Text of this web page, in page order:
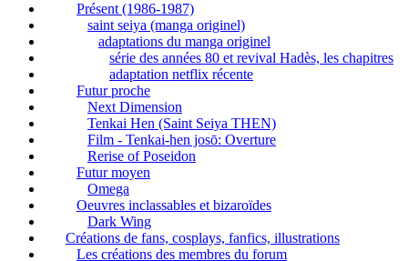
Présent (1986-1987)
saint seiya (manga originel)
adaptations du manga originel
série des années 80 et revival Hadès, les chapitres
adaptation netflix récente
Futur proche
Next Dimension
Tenkai Hen (Saint Seiya THEN)
Film - Tenkai-hen josō: Overture
Rerise of Poseidon
Futur moyen
Omega
Oeuvres inclassables et bizaroïdes
Dark Wing
Créations de fans, cosplays, fanfics, illustrations
Les créations des membres du forum